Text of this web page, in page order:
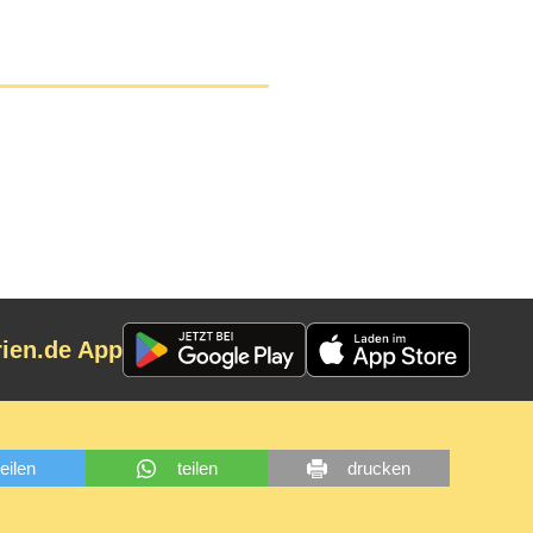
App
teilen drucken